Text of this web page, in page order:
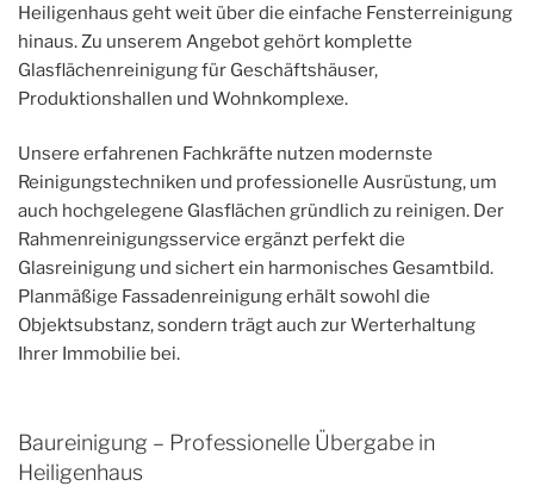
Heiligenhaus geht weit über die einfache Fensterreinigung
hinaus. Zu unserem Angebot gehört komplette
Glasflächenreinigung für Geschäftshäuser,
Produktionshallen und Wohnkomplexe.
Unsere erfahrenen Fachkräfte nutzen modernste
Reinigungstechniken und professionelle Ausrüstung, um
auch hochgelegene Glasflächen gründlich zu reinigen. Der
Rahmenreinigungsservice ergänzt perfekt die
Glasreinigung und sichert ein harmonisches Gesamtbild.
Planmäßige Fassadenreinigung erhält sowohl die
Objektsubstanz, sondern trägt auch zur Werterhaltung
Ihrer Immobilie bei.
Baureinigung – Professionelle Übergabe in
Heiligenhaus